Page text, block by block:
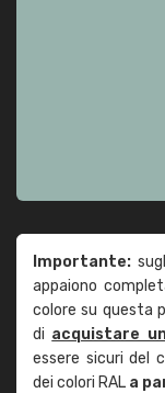
Importante:
appaiono
colore su questa
di acquistare
essere sicuri del
dei colori RAL a